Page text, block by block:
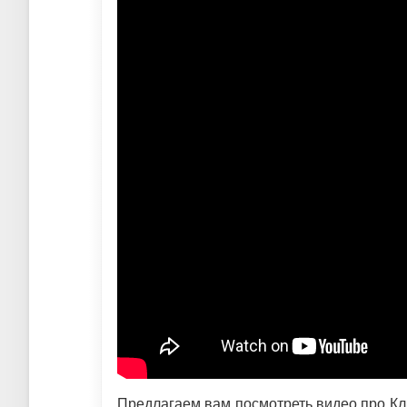
Предлагаем вам посмотреть видео про